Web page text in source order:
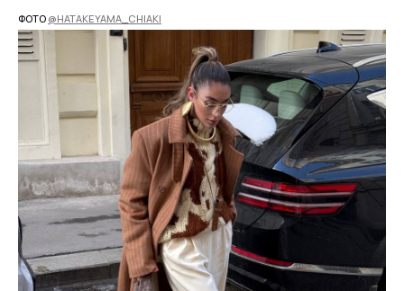
ФОТО @HATAKEYAMA_CHIAKI